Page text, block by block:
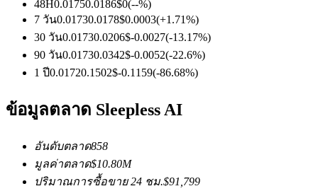
ฟิวเจอร์สที่ใช้ USDC เป็นหลักประกัน
คัดลอกการซื้อขาย
48H0.01750.0186$0(--%)
7 วัน0.01730.0178$0.0003(+1.71%)
30 วัน0.01730.0206$-0.0027(-13.17%)
90 วัน0.01730.0342$-0.0052(-22.6%)
1 ปี0.01720.1502$-0.1159(-86.68%)
ข้อมูลตลาด Sleepless AI
อันดับตลาด858
มูลค่าตลาด$10.80M
ปริมาณการซื้อขาย 24 ชม.$91,799